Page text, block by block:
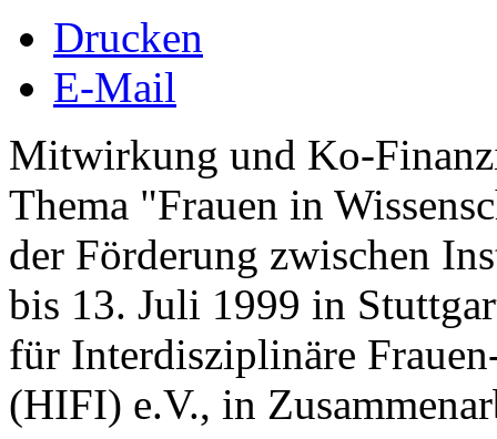
Drucken
E-Mail
Mitwirkung und Ko-
Thema "Frauen in
der Förderung zwischen
bis 13. Juli 1999 in
für Interdisziplinäre
(HIFI) e.V., in